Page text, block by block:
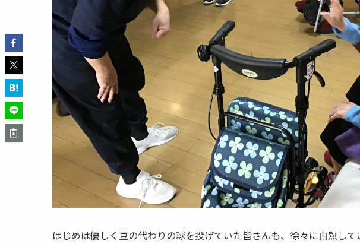
はじめは優しく豆の代わりの球を投げていた皆さんも、徐々に白熱し